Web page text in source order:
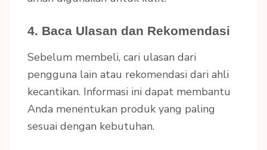
4. Baca Ulasan dan Rekomendasi
Sebelum membeli, cari ulasan dari
pengguna lain atau rekomendasi dari ahli
kecantikan. Informasi ini dapat membantu
Anda menentukan produk yang paling
sesuai dengan kebutuhan.